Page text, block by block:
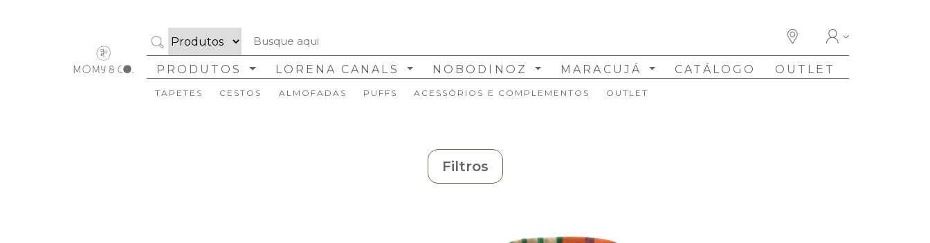
PRODUTOS LORENA CANALS NOBODINOZ MARACUJÁ CATÁLOGO OUTLET
TAPETES CESTOS ALMOFADAS PUFFS ACESSÓRIOS E COMPLEMENTOS OUTLET
Filtros